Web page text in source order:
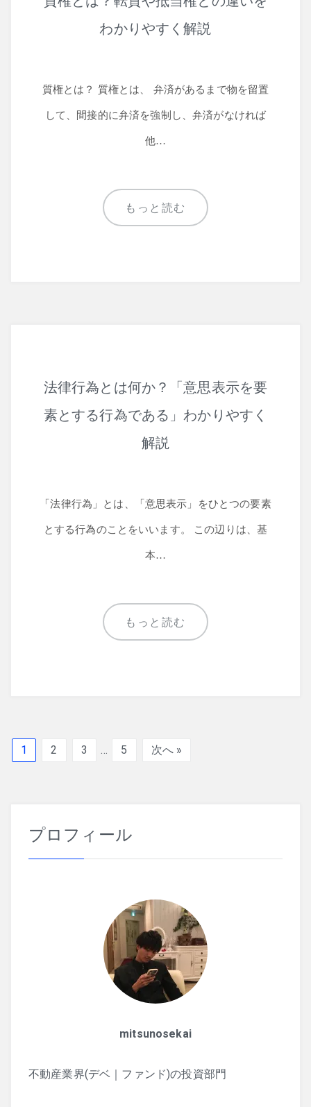
わかりやすく解説
質権とは？ 質権とは、 弁済があるまで物を留置
して、間接的に弁済を強制し、弁済がなければ
他…
もっと読む
法律行為とは何か？「意思表示を要
素とする行為である」わかりやすく
解説
「法律行為」とは、「意思表示」をひとつの要素
とする行為のことをいいます。 この辺りは、基
本…
もっと読む
1 2 3 … 5 次へ »
プロフィール
mitsunosekai
不動産業界(デベ｜ファンド)の投資部門